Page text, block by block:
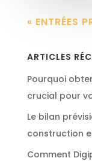
« ENTRÉES
ARTICLES
Pourquoi
crucial pour
Le bilan
construction
Comment